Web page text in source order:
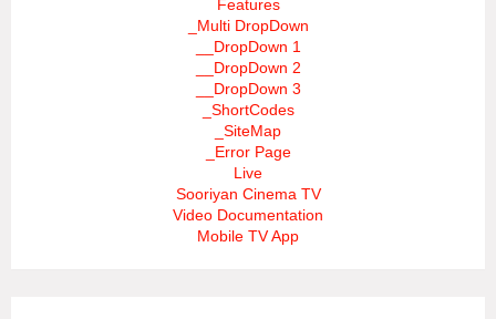
Features
_Multi DropDown
__DropDown 1
__DropDown 2
__DropDown 3
_ShortCodes
_SiteMap
_Error Page
Live
Sooriyan Cinema TV
Video Documentation
Mobile TV App